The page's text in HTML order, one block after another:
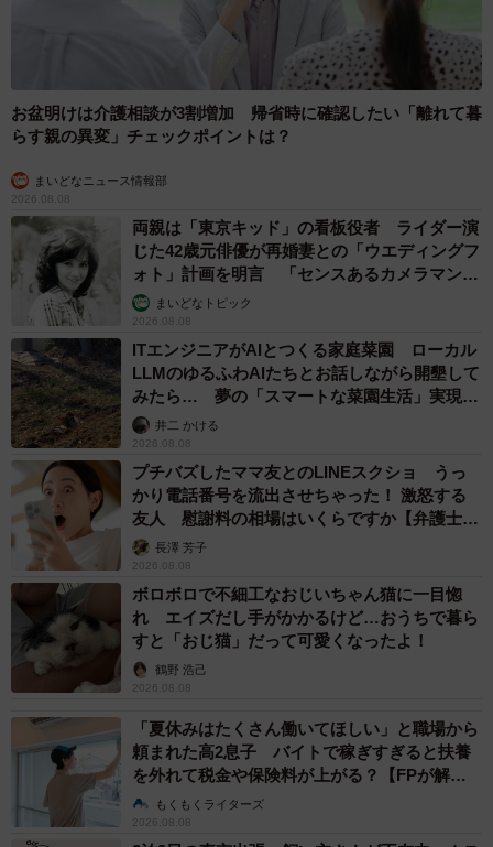
お盆明けは介護相談が3割増加 帰省時に確認したい「離れて暮
らす親の異変」チェックポイントは？
まいどなニュース情報部
2026.08.08
両親は「東京キッド」の看板役者 ライダー演
じた42歳元俳優が再婚妻との「ウエディングフ
ォト」計画を明言 「センスあるカメラマン求
む」まいどなトピック
2026.08.08
ITエンジニアがAIとつくる家庭菜園 ローカル
LLMのゆるふわAIたちとお話しながら開墾して
みたら… 夢の「スマートな菜園生活」実現な
るか井二 かける
2026.08.08
プチバズしたママ友とのLINEスクショ うっ
かり電話番号を流出させちゃった！ 激怒する
友人 慰謝料の相場はいくらですか【弁護士が
解説】長澤 芳子
2026.08.08
ボロボロで不細工なおじいちゃん猫に一目惚
れ エイズだし手がかかるけど…おうちで暮ら
すと「おじ猫」だって可愛くなったよ！
鶴野 浩己
2026.08.08
「夏休みはたくさん働いてほしい」と職場から
頼まれた高2息子 バイトで稼ぎすぎると扶養
を外れて税金や保険料が上がる？【FPが解
説】もくもくライターズ
2026.08.08